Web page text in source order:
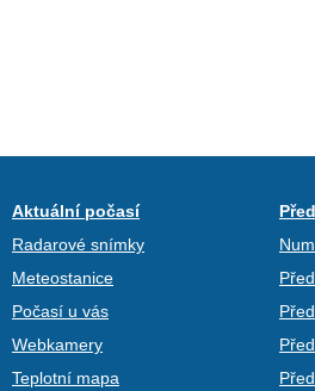
Aktuální počasí
Radarové snímky
Meteostanice
Počasí u vás
Webkamery
Teplotní mapa